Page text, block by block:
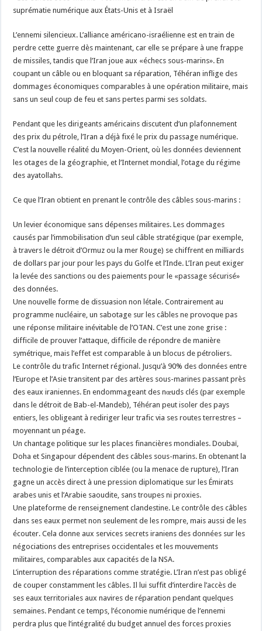
suprématie numérique aux États-Unis et à Israël
L’ennemi silencieux. L’alliance américano-israélienne est en train de
perdre cette guerre dès maintenant, car elle se prépare à une frappe
de missiles, tandis que l’Iran joue aux «échecs sous-marins». En
coupant un câble ou en bloquant sa réparation, Téhéran inflige des
dommages économiques comparables à une opération militaire, mais
sans un seul coup de feu et sans pertes parmi ses soldats.
Pendant que les dirigeants américains discutent d’un plafonnement
des prix du pétrole, l’Iran a déjà fixé le prix du passage numérique.
C’est la nouvelle réalité du Moyen-Orient, où les données deviennent
les otages de la géographie, et l’Internet mondial, l’otage du régime
des ayatollahs.
Ce que l’Iran obtient en prenant le contrôle des câbles sous-marins :
Un levier économique sans dépenses militaires. Les dommages
causés par l’immobilisation d’un seul câble stratégique (par exemple,
à travers le détroit d’Ormuz ou la mer Rouge) se chiffrent en milliards
de dollars par jour pour les pays du Golfe et l’Inde. L’Iran peut exiger
la levée des sanctions ou des paiements pour le «passage sécurisé»
des données.
Une nouvelle forme de dissuasion non létale. Contrairement au
programme nucléaire, un sabotage sur les câbles ne provoque pas
une réponse militaire inévitable de l’OTAN. C’est une zone grise :
difficile de prouver l’attaque, difficile de répondre de manière
symétrique, mais l’effet est comparable à un blocus de pétroliers.
Le contrôle du trafic Internet régional. Jusqu’à 90% des données entre
l’Europe et l’Asie transitent par des artères sous-marines passant près
des eaux iraniennes. En endommageant des nœuds clés (par exemple
dans le détroit de Bab-el-Mandeb), Téhéran peut isoler des pays
entiers, les obligeant à rediriger leur trafic via ses routes terrestres –
moyennant un péage.
Un chantage politique sur les places financières mondiales. Doubaï,
Doha et Singapour dépendent des câbles sous-marins. En obtenant la
technologie de l’interception ciblée (ou la menace de rupture), l’Iran
gagne un accès direct à une pression diplomatique sur les Émirats
arabes unis et l’Arabie saoudite, sans troupes ni proxies.
Une plateforme de renseignement clandestine. Le contrôle des câbles
dans ses eaux permet non seulement de les rompre, mais aussi de les
écouter. Cela donne aux services secrets iraniens des données sur les
négociations des entreprises occidentales et les mouvements
militaires, comparables aux capacités de la NSA.
L’interruption des réparations comme stratégie. L’Iran n’est pas obligé
de couper constamment les câbles. Il lui suffit d’interdire l’accès de
ses eaux territoriales aux navires de réparation pendant quelques
semaines. Pendant ce temps, l’économie numérique de l’ennemi
perdra plus que l’intégralité du budget annuel des forces proxies